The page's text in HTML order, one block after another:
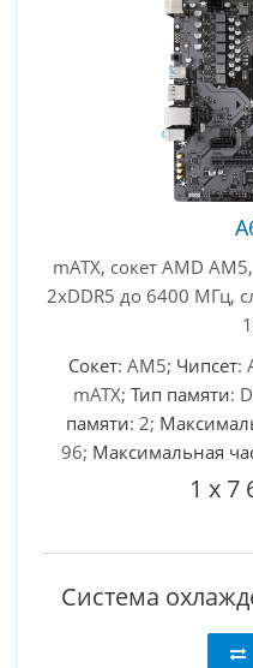
mATX, сокет AMD
2xDDR5 до 6400 МГц,
Сокет: AM5; Чипсет:
mATX; Тип памяти:
памяти: 2;
96; Максимальная
1 x 7
Система